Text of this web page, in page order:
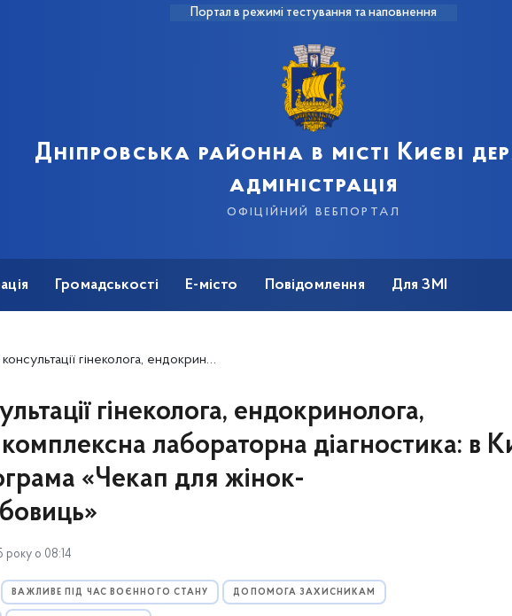
Портал в режимі тестування та наповнення
Дніпровська районна в місті Києві
адміністрація
офіційний вебпортал
Громадськості Е-місто Повідомлення Для ЗМІ
мамографія та комплексна лабораторна діагностика: в Києві стартувала програма «Чекап для жінок-військовослужбовиць»
гінеколога, ендокринолога,
лабораторна діагностика: в
«Чекап для жінок-
року о 08:14
ВАЖЛИВЕ ПІД ЧАС ВОЄННОГО СТАНУ ДОПОМОГА ЗАХИСНИКАМ